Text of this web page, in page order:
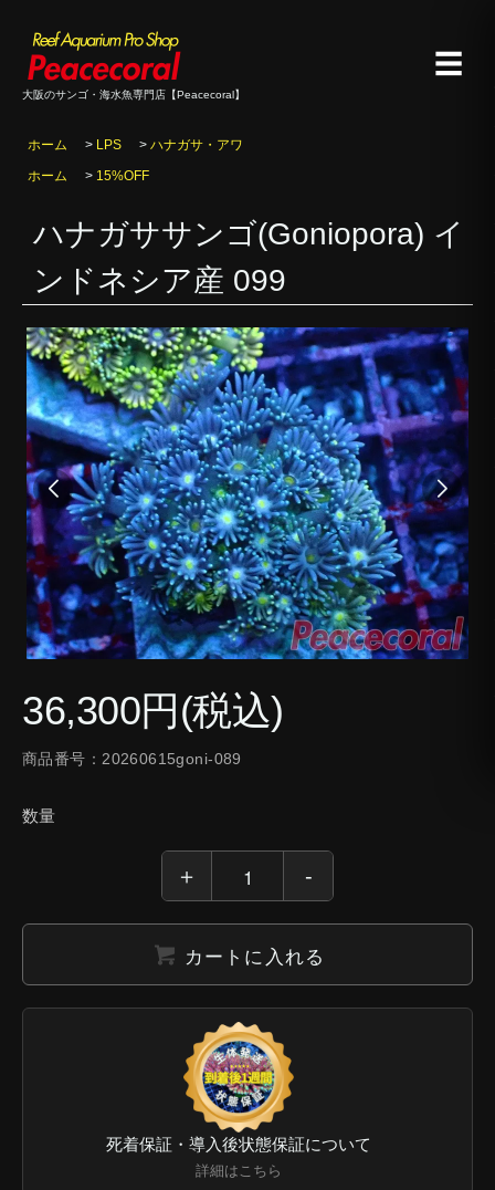
大阪のサンゴ・海水魚専門店【Peacecoral】
☰
ホーム > LPS > ハナガサ・アワ
ホーム
> 15%OFF
ハナガササンゴ(Goniopora) イ
ンドネシア産 099
36,300円(税込)
商品番号：20260615goni-089
数量
カートに入れる
死着保証・導入後状態保証について
詳細はこちら